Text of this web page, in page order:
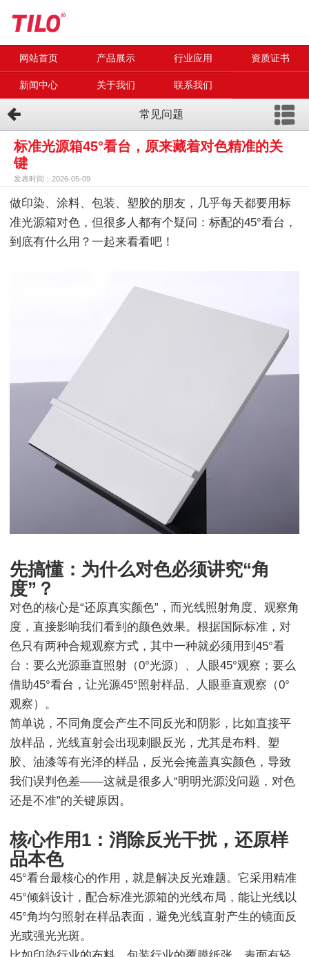
网站首页 产品展示 行业应用 资质证书
新闻中心 关于我们 联系我们
常见问题
标准光源箱45°看台，原来藏着对色精准的关
键
发表时间：2026-05-09
做印染、涂料、包装、塑胶的朋友，几乎每天都要用标
准光源箱对色，但很多人都有个疑问：标配的45°看台，
到底有什么用？一起来看看吧！
先搞懂：为什么对色必须讲究“角
度”？
对色的核心是“还原真实颜色”，而光线照射角度、观察角
度，直接影响我们看到的颜色效果。根据国际标准，对
色只有两种合规观察方式，其中一种就必须用到45°看
台：要么光源垂直照射（0°光源）、人眼45°观察；要么
借助45°看台，让光源45°照射样品、人眼垂直观察（0°
观察）。
简单说，不同角度会产生不同反光和阴影，比如直接平
放样品，光线直射会出现刺眼反光，尤其是布料、塑
胶、油漆等有光泽的样品，反光会掩盖真实颜色，导致
我们误判色差——这就是很多人“明明光源没问题，对色
还是不准”的关键原因。
核心作用1：消除反光干扰，还原样
品本色
45°看台最核心的作用，就是解决反光难题。它采用精准
45°倾斜设计，配合标准光源箱的光线布局，能让光线以
45°角均匀照射在样品表面，避免光线直射产生的镜面反
光或强光光斑。